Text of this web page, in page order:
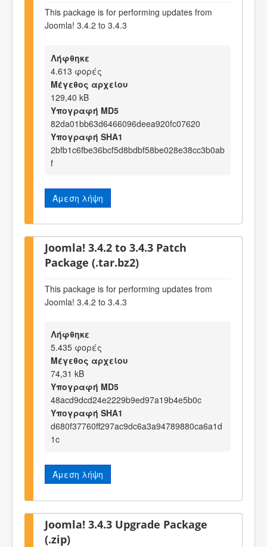
This package is for performing updates from
Joomla! 3.4.2 to 3.4.3
Λήφθηκε
4.613 φορές
Μέγεθος αρχείου
129,40 kB
Υπογραφή MD5
82da01bb63d6466096deea920fc07620
Υπογραφή SHA1
2bfb1c6fbe36bcf5d8bdbf58be028e38cc3b0ab
f
Άμεση λήψη
Joomla! 3.4.2 to 3.4.3 Patch
Package (.tar.bz2)
This package is for performing updates from
Joomla! 3.4.2 to 3.4.3
Λήφθηκε
5.435 φορές
Μέγεθος αρχείου
74,31 kB
Υπογραφή MD5
48acd9dcd24e2229b9ed97a19b4e5b0c
Υπογραφή SHA1
d680f37760ff297ac9dc6a3a94789880ca6a1d
1c
Άμεση λήψη
Joomla! 3.4.3 Upgrade Package
(.zip)